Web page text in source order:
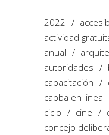
2022
actividad
anual
autoridades
capacitación
capba en linea
ciclo
cine
concejo